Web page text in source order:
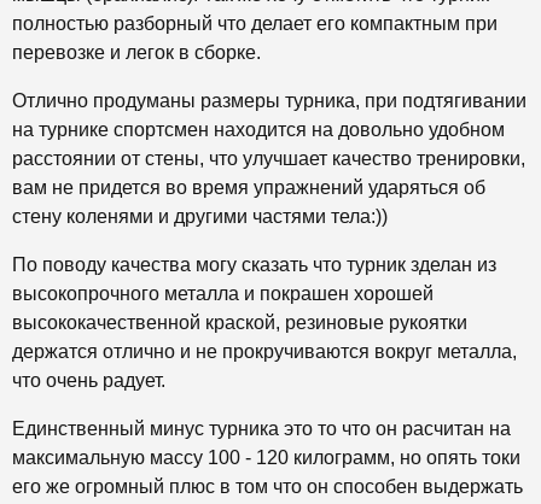
полностью разборный что делает его компактным при
перевозке и легок в сборке.
Отлично продуманы размеры турника, при подтягивании
на турнике спортсмен находится на довольно удобном
расстоянии от стены, что улучшает качество тренировки,
вам не придется во время упражнений ударяться об
стену коленями и другими частями тела:))
По поводу качества могу сказать что турник зделан из
высокопрочного металла и покрашен хорошей
высококачественной краской, резиновые рукоятки
держатся отлично и не прокручиваются вокруг металла,
что очень радует.
Единственный минус турника это то что он расчитан на
максимальную массу 100 - 120 килограмм, но опять токи
его же огромный плюс в том что он способен выдержать